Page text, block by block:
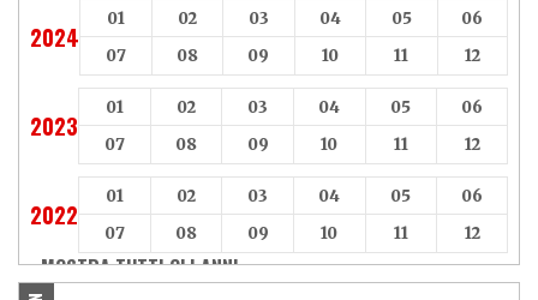
2024
01 02 03 04 05
06
07
08 09 10 11 12
2023
01 02 03 04 05
06
07
08 09 10 11 12
2022
01 02 03 04 05
06
07
08 09 10 11 12
MOSTRA TUTTI GLI ANNI »